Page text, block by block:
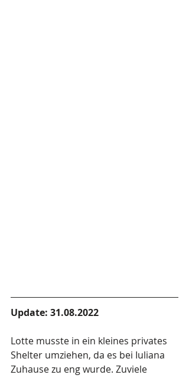
Update: 31.08.2022
Lotte musste in ein kleines privates
Shelter umziehen, da es bei Iuliana
Zuhause zu eng wurde. Zuviele